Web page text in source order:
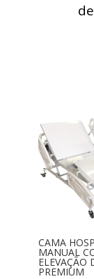
CAMA
MANUAL
ELEVAÇÃO
PREMIUM